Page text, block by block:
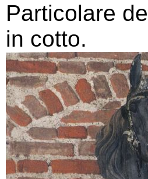
Particolare
in cotto.